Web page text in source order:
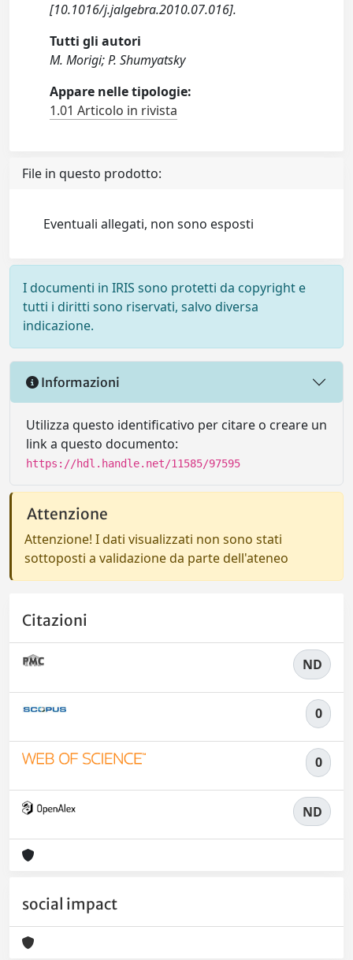
[10.1016/j.jalgebra.2010.07.016].
Tutti gli autori
M. Morigi; P. Shumyatsky
Appare nelle tipologie:
1.01 Articolo in rivista
File in questo prodotto:
Eventuali allegati, non sono esposti
I documenti in IRIS sono protetti da copyright e
tutti i diritti sono riservati, salvo diversa
indicazione.
Informazioni
Utilizza questo identificativo per citare o creare un
link a questo documento:
https://hdl.handle.net/11585/97595
Attenzione
Attenzione! I dati visualizzati non sono stati
sottoposti a validazione da parte dell'ateneo
Citazioni
ND
0
0
ND
social impact